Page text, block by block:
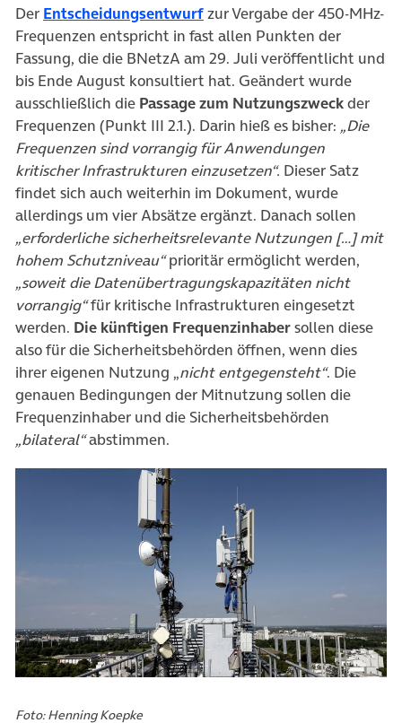
Der Entscheidungsentwurf(öffnet in neuem Tab)
zur Vergabe der 450-MHz-
Frequenzen entspricht in fast allen Punkten der
Fassung, die die BNetzA am 29. Juli veröffentlicht und
bis Ende August konsultiert hat. Geändert wurde
ausschließlich die Passage zum Nutzungszweckder
Frequenzen (Punkt III 2.1.). Darin hieß es bisher: „Die
Frequenzen sind vorrangig für Anwendungen
kritischer Infrastrukturen einzusetzen“. Dieser Satz
findet sich auch weiterhin im Dokument, wurde
allerdings um vier Absätze ergänzt. Danach sollen
„erforderliche sicherheitsrelevante Nutzungen […] mit
hohem Schutzniveau“prioritär ermöglicht werden,
„soweit die Datenübertragungskapazitäten nicht
vorrangig“für kritische Infrastrukturen eingesetzt
werden. Die künftigen Frequenzinhabersollen diese
also für die Sicherheitsbehörden öffnen, wenn dies
ihrer eigenen Nutzung „nicht entgegensteht“. Die
genauen Bedingungen der Mitnutzung sollen die
Frequenzinhaber und die Sicherheitsbehörden
„bilateral“abstimmen.
Foto: Henning Koepke